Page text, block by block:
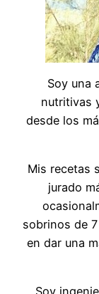
Soy una
nutritivas
desde los
Mis recetas
jurado
sobrinos de
en dar una